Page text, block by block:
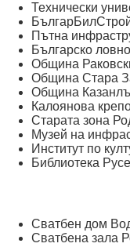
Технически
Пътна
Българско
Община
Община Стара
Община
Калоянова
Старата зона
Музей на
Институт по
Библиотека Русе
Сватбен дом
Сватбена зала